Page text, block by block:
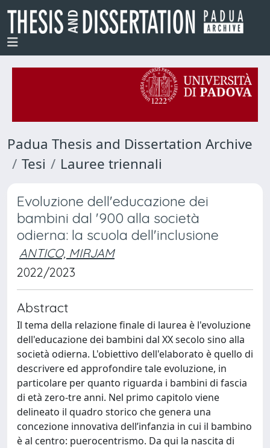
Padua Thesis and Dissertation Archive
Tesi
Lauree triennali
Evoluzione dell'educazione dei
bambini dal '900 alla società
odierna: la scuola dell'inclusione
ANTICO, MIRJAM
2022/2023
Abstract
Il tema della relazione finale di laurea è l'evoluzione
dell'educazione dei bambini dal XX secolo sino alla
società odierna. L'obiettivo dell'elaborato è quello di
descrivere ed approfondire tale evoluzione, in
particolare per quanto riguarda i bambini di fascia
di età zero-tre anni. Nel primo capitolo viene
delineato il quadro storico che genera una
concezione innovativa dell’infanzia in cui il bambino
è al centro: puerocentrismo. Da qui la nascita di